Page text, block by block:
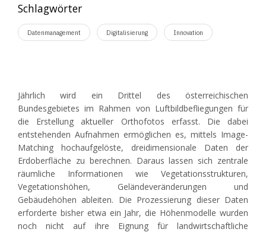
Schlagwörter
Datenmanagement Digitalisierung Innovation
Jährlich wird ein Drittel des österreichischen
Bundesgebietes im Rahmen von Luftbildbefliegungen für
die Erstellung aktueller Orthofotos erfasst. Die dabei
entstehenden Aufnahmen ermöglichen es, mittels Image-
Matching hochaufgelöste, dreidimensionale Daten der
Erdoberfläche zu berechnen. Daraus lassen sich zentrale
räumliche Informationen wie Vegetationsstrukturen,
Vegetationshöhen, Geländeveränderungen und
Gebäudehöhen ableiten. Die Prozessierung dieser Daten
erforderte bisher etwa ein Jahr, die Höhenmodelle wurden
noch nicht auf ihre Eignung für landwirtschaftliche